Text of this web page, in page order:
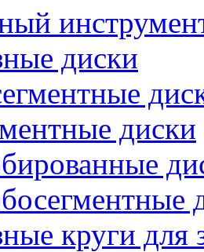
диски
диски
круги для